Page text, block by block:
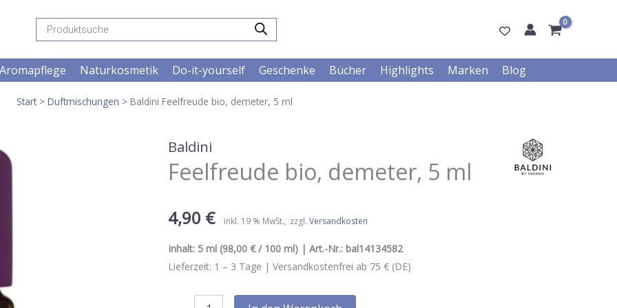
Products
search
Aromapflege Naturkosmetik Do-it-yourself Geschenke Bücher Highlights Marken Blog
Start> Duftmischungen > Baldini Feelfreude bio, demeter, 5 ml
Baldini
Feelfreude bio, demeter, 5 ml
4,90 € inkl. 19 % MwSt. zzgl. Versandkosten
Inhalt: 5 ml (98,00 € / 100 ml) | Art.-Nr.: bal14134582
Lieferzeit: 1 – 3 Tage | Versandkostenfrei ab 75 € (DE)